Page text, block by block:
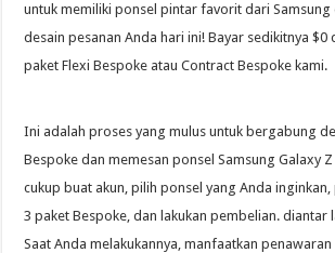
untuk memiliki ponsel pintar favorit dari Samsung
desain pesanan Anda hari ini! Bayar sedikitnya $0
paket Flexi Bespoke atau Contract Bespoke kami.
Ini adalah proses yang mulus untuk bergabung
Bespoke dan memesan ponsel Samsung Galaxy
cukup buat akun, pilih ponsel yang Anda
3 paket Bespoke, dan lakukan pembelian. diantar
Saat Anda melakukannya, manfaatkan